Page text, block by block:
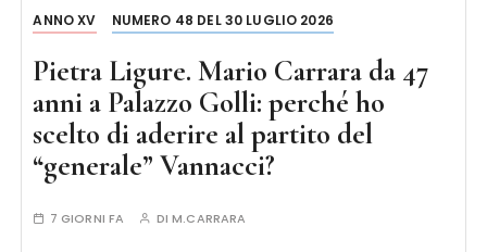
ANNO XV NUMERO 48 DEL 30 LUGLIO 2026
Pietra Ligure. Mario Carrara da 47
anni a Palazzo Golli: perché ho
scelto di aderire al partito del
“generale” Vannacci?
7 GIORNI FA DIM.CARRARA